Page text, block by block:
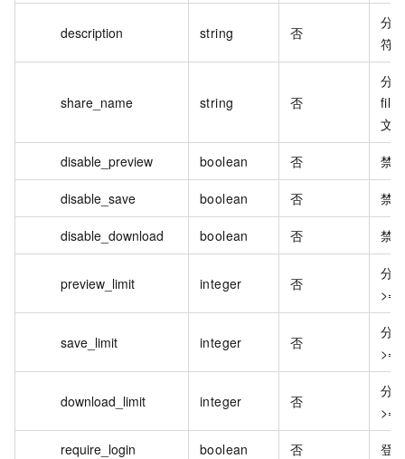
description string 否
分
符
share_name string 否
分
文
disable_preview boolean 否 禁
disable_save boolean 否 禁
disable_download boolean 否 禁
preview_limit integer 否
分
save_limit integer 否
分
download_limit integer 否
分
require_login boolean 否 登